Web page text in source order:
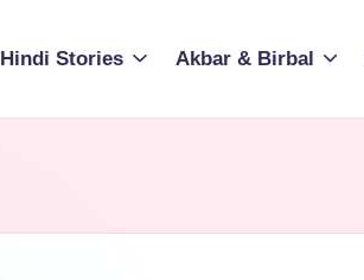
Hindi Stories Akbar & Birbal